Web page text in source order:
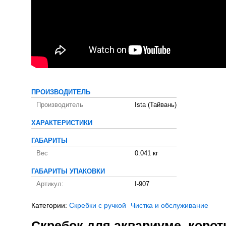
ПРОИЗВОДИТЕЛЬ
Производитель
Ista (Тайвань)
ХАРАКТЕРИСТИКИ
ГАБАРИТЫ
Вес
0.041 кг
ГАБАРИТЫ УПАКОВКИ
Артикул:
I-907
Категории: Скребки с ручкой Чистка и обслуживание